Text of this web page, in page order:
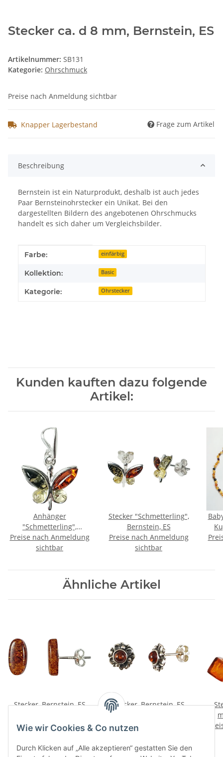
Wie wir Cookies & Co nutzen
Durch Klicken auf „Alle akzeptieren“ gestatten Sie den
Stecker ca. d 8 mm, Bernstein, ES
Artikelnummer: SB131
Kategorie: Ohrschmuck
Preise nach Anmeldung sichtbar
Knapper Lagerbestand Frage zum Artikel
Beschreibung
Bernstein ist ein Naturprodukt, deshalb ist auch jedes
Paar Bernsteinohrstecker ein Unikat. Bei den
dargestellten Bildern des angebotenen Ohrschmucks
handelt es sich daher um Vergleichsbilder.
Produkteigenschaft
Wert
Farbe: einfärbig
Kollektion: Basic
Kategorie: Ohrstecker
Kunden kauften dazu folgende
Artikel:
Anhänger
"Schmetterling",
Bernstein, ES
Preise nach Anmeldung
sichtbar
Stecker "Schmetterling",
Bernstein, ES
Preise nach Anmeldung
sichtbar
Ähnliche Artikel
Stecker, Bernstein, ES
sichtbar
Stecker, Bernstein, ES
Preise nach Anmeldung
sichtbar